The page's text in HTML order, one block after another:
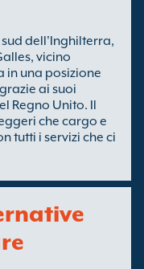
dell'Inghilterra,
vicino
in una posizione
ai suoi
Regno Unito. Il
che cargo e
tutti i servizi che ci